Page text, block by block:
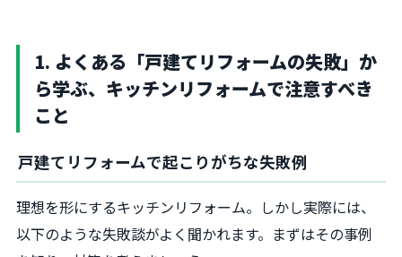
1. よくある「戸建てリフォームの失敗」か
ら学ぶ、キッチンリフォームで注意すべき
こと
戸建てリフォームで起こりがちな失敗例
理想を形にするキッチンリフォーム。しかし実際には、
以下のような失敗談がよく聞かれます。まずはその事例